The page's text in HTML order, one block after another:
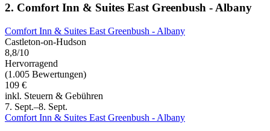
2. Comfort Inn & Suites East Greenbush - Albany
Comfort Inn & Suites East Greenbush - Albany
Castleton-on-Hudson
8,8/10
Hervorragend
(1.005 Bewertungen)
109 €
inkl. Steuern & Gebühren
7. Sept.–8. Sept.
Comfort Inn & Suites East Greenbush - Albany